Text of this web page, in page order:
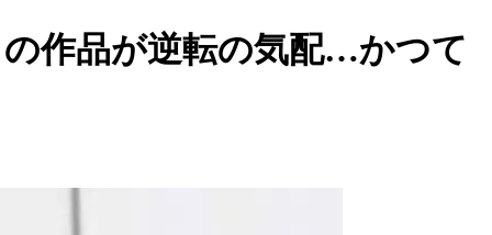
作品が逆転の気配…かつて